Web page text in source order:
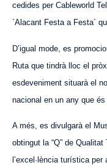
cedides per Cableworld
`Alacant Festa a Festa´
D’igual mode, es
Ruta que tindrà lloc el
esdeveniment situarà el
nacional en un any que és
A més, es divulgarà el
obtingut la “Q” de
l’excel·lència turística